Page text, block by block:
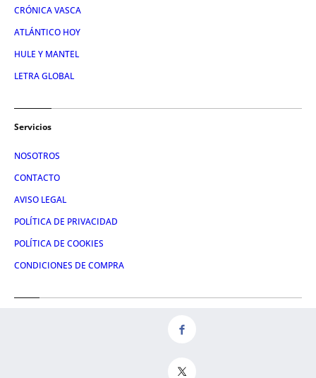
CRÓNICA VASCA
ATLÁNTICO HOY
HULE Y MANTEL
LETRA GLOBAL
Servicios
NOSOTROS
CONTACTO
AVISO LEGAL
POLÍTICA DE PRIVACIDAD
POLÍTICA DE COOKIES
CONDICIONES DE COMPRA